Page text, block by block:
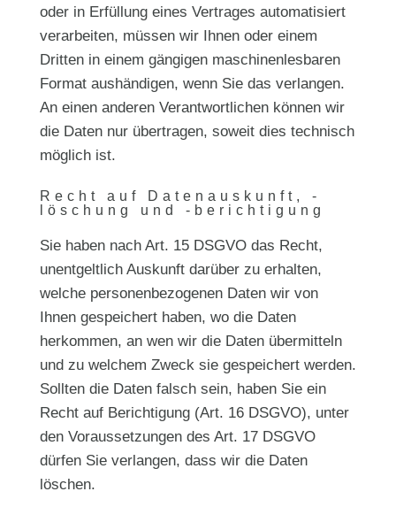
oder in Erfüllung eines Vertrages automatisiert
verarbeiten, müssen wir Ihnen oder einem
Dritten in einem gängigen maschinenlesbaren
Format aushändigen, wenn Sie das verlangen.
An einen anderen Verantwortlichen können wir
die Daten nur übertragen, soweit dies technisch
möglich ist.
Recht auf Datenauskunft, -
löschung und -berichtigung
Sie haben nach Art. 15 DSGVO das Recht,
unentgeltlich Auskunft darüber zu erhalten,
welche personenbezogenen Daten wir von
Ihnen gespeichert haben, wo die Daten
herkommen, an wen wir die Daten übermitteln
und zu welchem Zweck sie gespeichert werden.
Sollten die Daten falsch sein, haben Sie ein
Recht auf Berichtigung (Art. 16 DSGVO), unter
den Voraussetzungen des Art. 17 DSGVO
dürfen Sie verlangen, dass wir die Daten
löschen.